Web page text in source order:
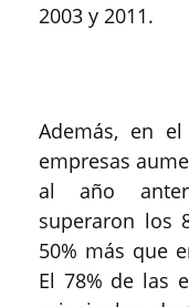
2003 y 2011.
Además, en
empresas
al año
superaron los
50% más que
El 78% de las